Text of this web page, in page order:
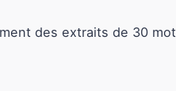
des extraits de 30